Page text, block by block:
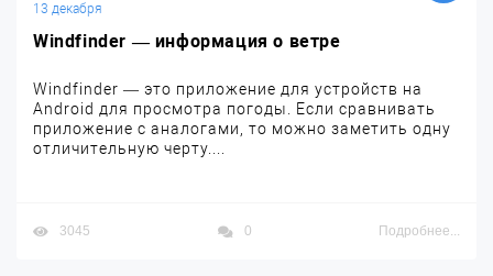
13 декабря
Windfinder — информация о ветре
Windfinder — это приложение для устройств на
Android для просмотра погоды. Если сравнивать
приложение с аналогами, то можно заметить одну
отличительную черту....
3045 0 Подробнее...